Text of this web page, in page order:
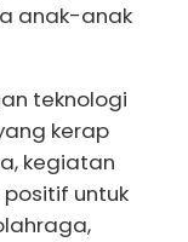
anak-anak
teknologi
kerap
kegiatan
positif untuk